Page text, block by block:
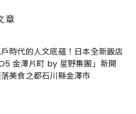
章
時代的人文底蘊！日本全新飯店
金澤片町 by 星野集團」新開
美食之都石川縣金澤市